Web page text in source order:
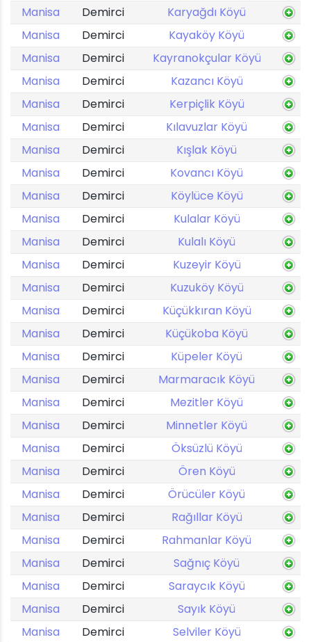
Manisa
Demirci
Karyağdı Köyü
Manisa
Demirci
Kayaköy Köyü
Manisa
Demirci
Kayranokçular Köyü
Manisa
Demirci
Kazancı Köyü
Manisa
Demirci
Kerpiçlik Köyü
Manisa
Demirci
Kılavuzlar Köyü
Manisa
Demirci
Kışlak Köyü
Manisa
Demirci
Kovancı Köyü
Manisa
Demirci
Köylüce Köyü
Manisa
Demirci
Kulalar Köyü
Manisa
Demirci
Kulalı Köyü
Manisa
Demirci
Kuzeyir Köyü
Manisa
Demirci
Kuzuköy Köyü
Manisa
Demirci
Küçükkıran Köyü
Manisa
Demirci
Küçükoba Köyü
Manisa
Demirci
Küpeler Köyü
Manisa
Demirci
Marmaracık Köyü
Manisa
Demirci
Mezitler Köyü
Manisa
Demirci
Minnetler Köyü
Manisa
Demirci
Öksüzlü Köyü
Manisa
Demirci
Ören Köyü
Manisa
Demirci
Örücüler Köyü
Manisa
Demirci
Rağıllar Köyü
Manisa
Demirci
Rahmanlar Köyü
Manisa
Demirci
Sağnıç Köyü
Manisa
Demirci
Saraycık Köyü
Manisa
Demirci
Sayık Köyü
Manisa
Demirci
Selviler Köyü